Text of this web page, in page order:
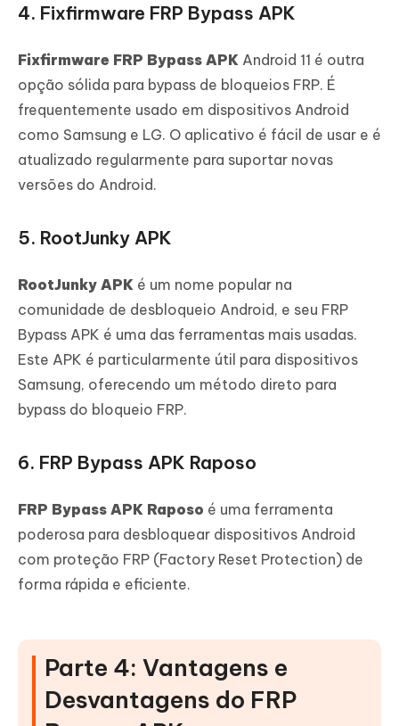
4. Fixfirmware FRP Bypass APK
Fixfirmware FRP Bypass APK Android 11 é outra
opção sólida para bypass de bloqueios FRP. É
frequentemente usado em dispositivos Android
como Samsung e LG. O aplicativo é fácil de usar e é
atualizado regularmente para suportar novas
versões do Android.
5. RootJunky APK
RootJunky APK é um nome popular na
comunidade de desbloqueio Android, e seu FRP
Bypass APK é uma das ferramentas mais usadas.
Este APK é particularmente útil para dispositivos
Samsung, oferecendo um método direto para
bypass do bloqueio FRP.
6. FRP Bypass APK Raposo
FRP Bypass APK Raposo é uma ferramenta
poderosa para desbloquear dispositivos Android
com proteção FRP (Factory Reset Protection) de
forma rápida e eficiente.
Parte 4: Vantagens e
Desvantagens do FRP